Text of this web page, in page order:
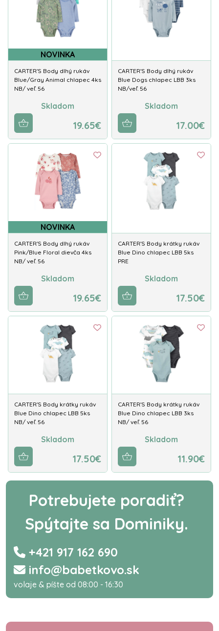
NOVINKA
CARTER'S Body dlhý rukáv
Blue/Gray Animal chlapec 4ks
NB/ veľ. 56
Skladom
19.65€
CARTER'S Body dlhý rukáv
Blue Dogs chlapec LBB 3ks
NB/veľ. 56
Skladom
17.00€
NOVINKA
CARTER'S Body dlhý rukáv
Pink/Blue Floral dievča 4ks
NB/ veľ. 56
Skladom
19.65€
CARTER'S Body krátky rukáv
Blue Dino chlapec LBB 5ks
PRE
Skladom
17.50€
CARTER'S Body krátky rukáv
Blue Dino chlapec LBB 5ks
NB/ veľ. 56
Skladom
17.50€
CARTER'S Body krátky rukáv
Blue Dino chlapec LBB 3ks
NB/ veľ. 56
Skladom
11.90€
Potrebujete poradiť?
Spýtajte sa Dominiky.
+421 917 162 690
info@babetkovo.sk
volaje & píšte od 08:00 - 16:30